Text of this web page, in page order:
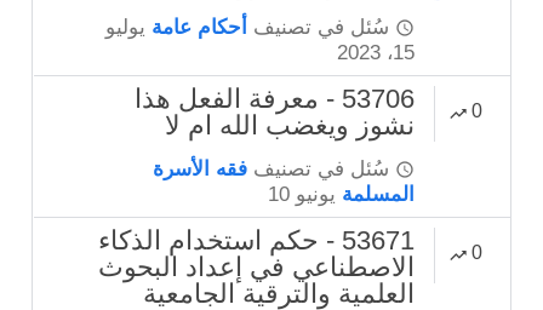
سُئل في تصنيف أحكام عامة يوليو
15، 2023
0
53706 - معرفة الفعل هذا
نشوز ويغضب الله ام لا
سُئل في تصنيففقه الأسرة
المسلمة يونيو 10
0
53671 - حكم استخدام الذكاء
الاصطناعي في إعداد البحوث
العلمية والترقية الجامعية